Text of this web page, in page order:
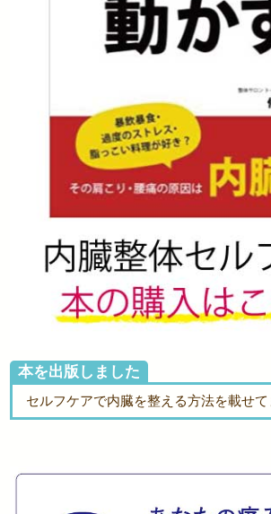
本を出版しました
セルフケアで内臓を整える方法を載せて